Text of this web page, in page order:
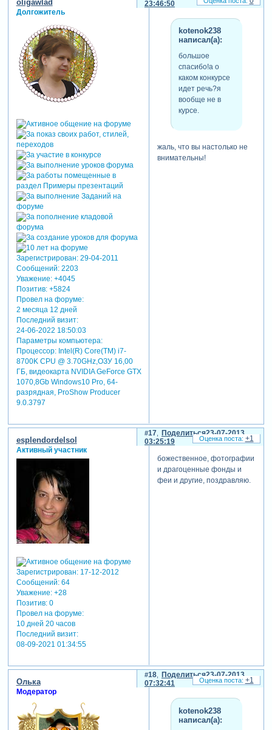
23:46:50
oligawlad
Долгожитель
Зарегистрирован: 29-04-2011
Сообщений:2203
Уважение: +4045
Позитив: +5824
Провел на форуме:
2 месяца 12 дней
Последний визит:
24-06-2022 18:50:03
Параметры компьютера:
Процессор: Intel(R) Core(TM) i7-
8700K CPU @ 3.70GHz,ОЗУ 16,00
ГБ, видеокарта NVIDIA GeForce GTX
1070,8Gb Windows10 Pro, 64-
разрядная, ProShow Producer
9.0.3797
kotenok238
написал(а):
большое
спасибо!а о
каком конкурсе
идет речь?я
вообще не в
курсе.
жаль, что вы настолько не
внимательны!
Поделиться
17
23-07-2013
03:25:19
esplendordelsol
Активный участник
Зарегистрирован: 17-12-2012
Сообщений:64
Уважение: +28
Позитив: 0
Провел на форуме:
10 дней 20 часов
Последний визит:
08-09-2021 01:34:55
божественное, фотографии
и драгоценные фонды и
феи и другие, поздравляю.
+1
Поделиться
18
23-07-2013
07:32:41
Олька
Модератор
kotenok238
написал(а):
+1